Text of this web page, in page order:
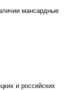
мансардные
и российских